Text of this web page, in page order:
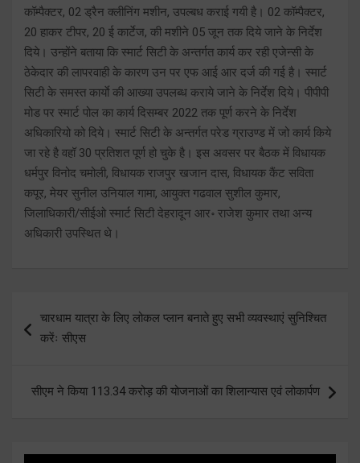
कॉम्पैक्टर, 02 ड्रैन क्लीनिंग मशीन, उपल्बध कराई गयी है। 02 कॉम्पैक्टर,
20 हाकर टीपर, 20 ई कार्टेज, की मशीने 05 जून तक दिये जाने के निर्देश
दिये। उन्होंने बताया कि स्मार्ट सिटी के अन्तर्गत कार्य कर रही एजेन्सी के
ठेकेदार की लापरवाही के कारण उन पर एफ आई आर दर्ज की गई है। स्मार्ट
सिटी के समस्त कार्याे की आख्या उपलब्ध कराये जाने के निर्देश दिये। पीपीपी
मोड पर स्मार्ट पोल का कार्य दिसम्बर 2022 तक पूर्ण करने के निर्देश
अधिकारियो को दिये। स्मार्ट सिटी के अन्तर्गत परेड ग्राउण्ड में जो कार्य किये
जा रहे है वहॉ 30 प्रतिशत पूर्ण हो चुके है। इस अवसर पर बैठक में विधायक
धर्मपुर विनोद चमोली, विधायक राजपुर खजान दास, विधायक कैंट सविता
कपूर, मेयर सुनील उनियाल गामा, आयुक्त गढवाल सुशील कुमार,
जिलाधिकारी/सीईओ स्मार्ट सिटी देहरादून आर॰ राजेश कुमार तथा अन्य
अधिकारी उपस्थित थे।
navigation
चारधाम यात्रा के लिए लोकल प्लान बनाते हुए सभी व्यवस्थाएं सुनिश्चित
करेंः सीएस
सीएम ने किया 113.34 करोड़ की योजनाओं का शिलान्यास एवं लोकार्पण